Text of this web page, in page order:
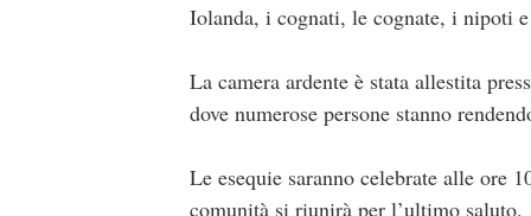
Iolanda, i cognati, le cognate, i nipoti
La camera ardente è stata allestita
dove numerose persone stanno
Le esequie saranno celebrate alle ore
comunità si riunirà per l’ultimo saluto.